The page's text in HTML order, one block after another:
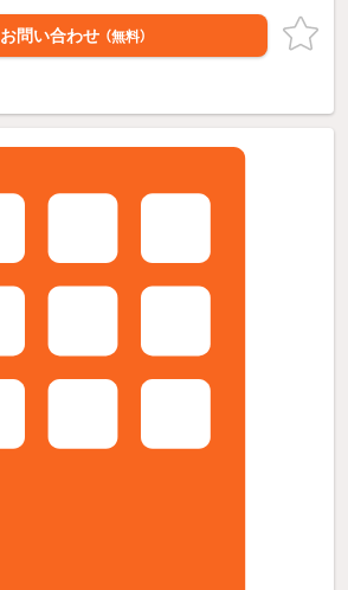
お問い合わせ （無料）